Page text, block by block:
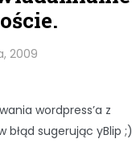
2009
wordpress’a z
błąd sugerując yBlip ;)